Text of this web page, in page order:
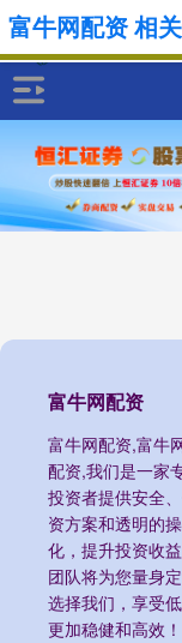
富牛网配资
富牛网配资,富牛
配资,我们是一家
投资者提供安全
资方案和透明的
化，提升投资收
团队将为您量身
选择我们，享受
更加稳健和高效！
富牛网配资 相